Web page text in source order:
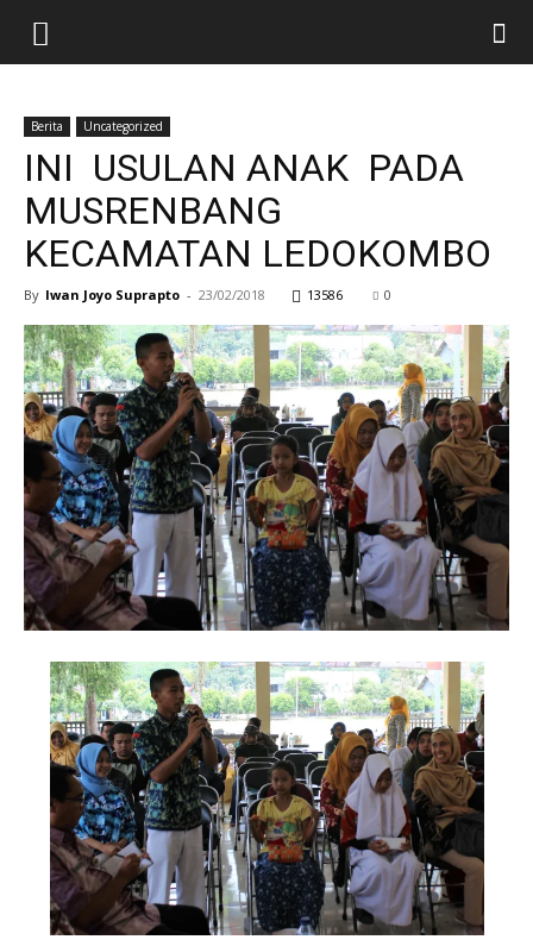
Berita Uncategorized
INI USULAN ANAK PADA
MUSRENBANG
KECAMATAN LEDOKOMBO
By Iwan Joyo Suprapto - 23/02/2018 13586 0